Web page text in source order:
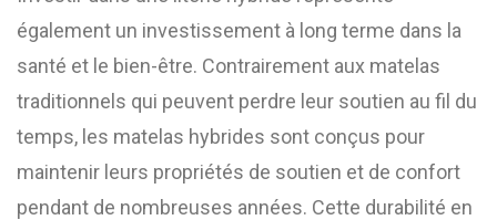
également un investissement à long terme dans la
santé et le bien-être. Contrairement aux matelas
traditionnels qui peuvent perdre leur soutien au fil du
temps, les matelas hybrides sont conçus pour
maintenir leurs propriétés de soutien et de confort
pendant de nombreuses années. Cette durabilité en